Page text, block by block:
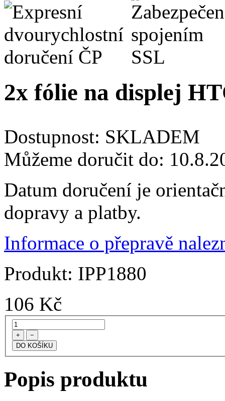
2x fólie na displej
Dostupnost: SKLADEM
Můžeme doručit do:
Datum doručení je
dopravy a platby.
Informace o přepravě
Produkt: IPP1880
106 Kč
+ −
Popis produktu